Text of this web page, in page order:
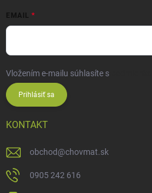
EMAIL
Vložením e-mailu súhlasíte s
Prihlásiť sa
KONTAKT
obchod@chovmat.sk
0905 242 616